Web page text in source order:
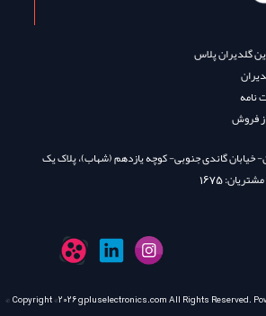
گلدیران پلاس
نامه
فروش
خیابان گاندی جنوبی- کوچه یازدهم (شهاب)، پلاک یک
1675
© Copyright ©2026gpluselectronics.comAll Rights Reserved.